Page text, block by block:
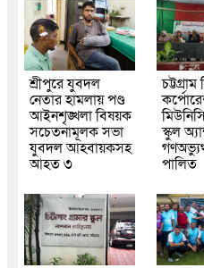
শ্রীপুরে যুবদল
নেতার হামলায় পণ্ড
আইনশৃঙ্খলা বিষয়ক
সচেতনামূলক সভা
যুবদল আহবায়কসহ
আহত ৩
চট্টগ্রাম
স্কুল
পালিত